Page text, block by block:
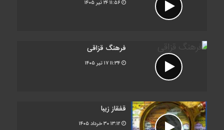
۲۴ تیر ۱۴۰۵
فرهنگ قزاقی
۱۷ تیر ۱۴۰۵
قفقاز زیبا
۳۰ خرداد ۱۴۰۵